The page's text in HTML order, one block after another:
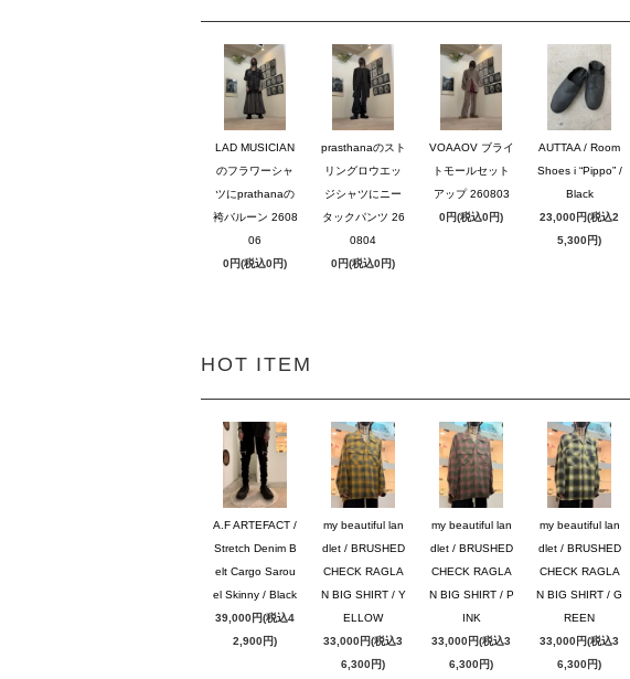
LAD MUSICIAN
のフラワーシャ
ツにprathanaの
袴バルーン 2608
06
0円(税込0円)
prasthanaのスト
リングロウエッ
ジシャツにニー
タックパンツ 26
0804
0円(税込0円)
VOAAOV ブライ
トモールセット
アップ 260803
0円(税込0円)
AUTTAA / Room
Shoes i “Pippo” /
Black
23,000円(税込2
5,300円)
HOT ITEM
A.F ARTEFACT /
Stretch Denim B
elt Cargo Sarou
el Skinny / Black
39,000円(税込4
2,900円)
my beautiful lan
dlet / BRUSHED
CHECK RAGLA
N BIG SHIRT / Y
ELLOW
33,000円(税込3
6,300円)
my beautiful lan
dlet / BRUSHED
CHECK RAGLA
N BIG SHIRT / P
INK
33,000円(税込3
6,300円)
my beautiful lan
dlet / BRUSHED
CHECK RAGLA
N BIG SHIRT / G
REEN
33,000円(税込3
6,300円)